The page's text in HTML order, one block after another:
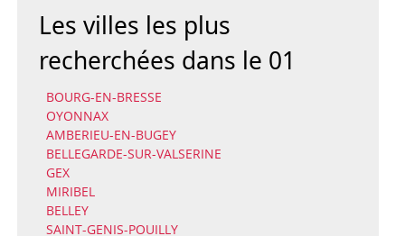
Les villes les plus
recherchées dans le 01
BOURG-EN-BRESSE
OYONNAX
AMBERIEU-EN-BUGEY
BELLEGARDE-SUR-VALSERINE
GEX
MIRIBEL
BELLEY
SAINT-GENIS-POUILLY